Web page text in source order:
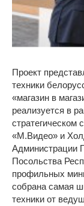
Проект
техники
«магазин в
реализуется в
«М.Видео» и
Администрации
Посольства
профильных
собрана самая
техники от